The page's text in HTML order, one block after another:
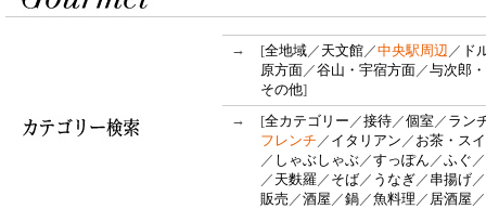
→ [全地域／ 天文館／中央駅周辺 ／ ド
原方面／谷山・宇宿方面／与次郎
その他]
→
[全カテゴリー ／接待／個室／ ラン
フレンチ ／ イタリアン ／ お茶・ス
／ しゃぶしゃぶ／すっぽん ／ふぐ ／
／ 天麩羅／ そば／ うなぎ／ 串揚げ／
販売 ／酒屋 ／鍋／魚料理 ／ 居酒屋 ／